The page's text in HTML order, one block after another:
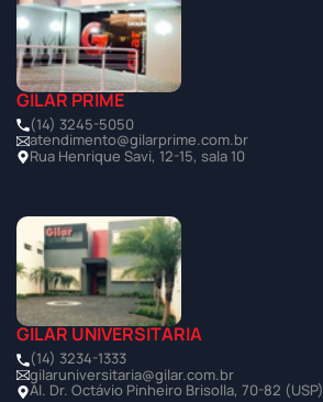
GILAR PRIME
(14) 3245-5050
atendimento@gilarprime.com.br
Rua Henrique Savi, 12-15, sala 10
GILAR UNIVERSITÁRIA
(14) 3234-1333
gilaruniversitaria@gilar.com.br
Al. Dr. Octávio Pinheiro Brisolla, 70-82 (USP)